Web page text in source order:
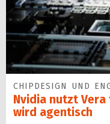
CHIPDESIGN UND
Nvidia nutzt Vera
wird agentisch